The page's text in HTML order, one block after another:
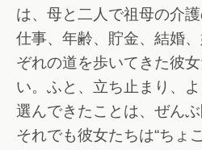
は、母と二人で祖母の介護
仕事、年齢、貯金、結婚
ぞれの道を歩いてきた彼
い。ふと、立ち止まり、
選んできたことは、ぜんぶ
それでも彼女たちは“ちょ